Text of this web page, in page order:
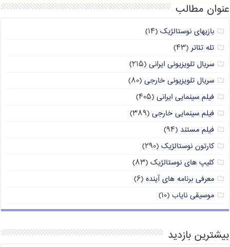
عنوان مطالب
بازیهای نوستالژیک (۱۴)
تله تئاتر(۴۳)
سریال تلویزیونی ایرانی (۲۱۵)
سریال تلویزیونی خارجی (۸۰)
فیلم سینمایی ایرانی (۴۰۵)
فیلم سینمایی خارجی (۳۸۹)
فیلم مستند (۹۴)
کارتون نوستالژیک (۲۹۰)
کلیپ های نوستالژیک (۸۳)
معرفی برنامه های آینده (۶)
موسیقی نایاب (۱۰)
بیشترین بازدید